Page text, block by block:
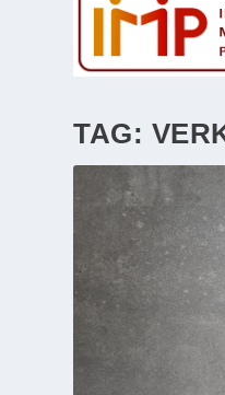
TAG: